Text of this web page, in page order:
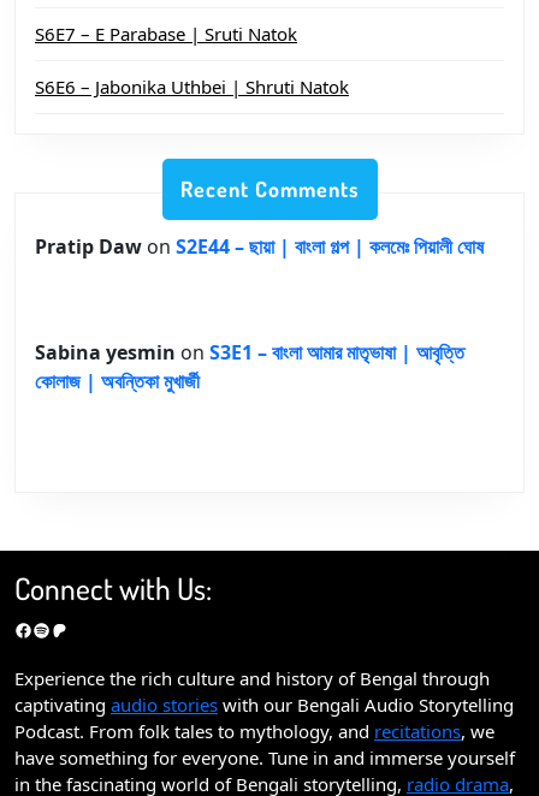
S6E7 – E Parabase | Sruti Natok
S6E6 – Jabonika Uthbei | Shruti Natok
Recent Comments
Pratip Daw on S2E44 – ছায়া | বাংলা গল্প | কলমেঃ পিয়ালী ঘোষ
Sabina yesmin on S3E1 – বাংলা আমার মাতৃভাষা | আবৃত্তি
কোলাজ | অবন্তিকা মুখার্জী
Connect with Us:
Facebook Spotify Patreon
Experience the rich culture and history of Bengal through
captivating audio stories with our Bengali Audio Storytelling
Podcast. From folk tales to mythology, and recitations, we
have something for everyone. Tune in and immerse yourself
in the fascinating world of Bengali storytelling, radio drama,